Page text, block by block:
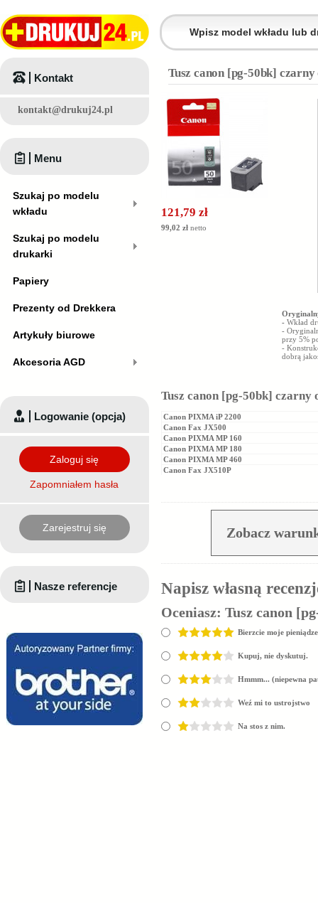
Tusz canon [pg-50bk]
121,79 zł
99,02 zł netto
- Wkład
-
przy 5%
-
dobrą
Tusz canon [pg-50bk]
Canon PIXMA iP 2200
Canon Fax JX500
Canon PIXMA MP 160
Canon PIXMA MP 180
Canon PIXMA MP 460
Canon Fax JX510P
Zobacz
Napisz własną
Oceniasz: Tusz canon
Bierzcie moje
Kupuj, nie dyskutuj.
Hmmm... (niepewna
Weź mi to ustrojstwo
Na stos z nim.
Kontakt
kontakt@drukuj24.pl
Menu
Szukaj po modelu
wkładu
Szukaj po modelu
drukarki
Papiery
Prezenty od Drekkera
Artykuły biurowe
Akcesoria AGD
Logowanie (opcja)
Zaloguj się
Zapomniałem hasła
Zarejestruj się
Nasze referencje